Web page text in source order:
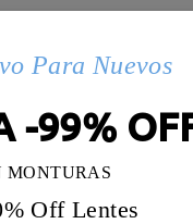
Para Nuevos
-99%
MONTURAS
Off Lentes